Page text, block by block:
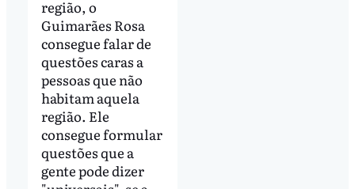
região, o
Guimarães Rosa
consegue falar de
questões caras a
pessoas que não
habitam aquela
região. Ele
consegue formular
questões que a
gente pode dizer